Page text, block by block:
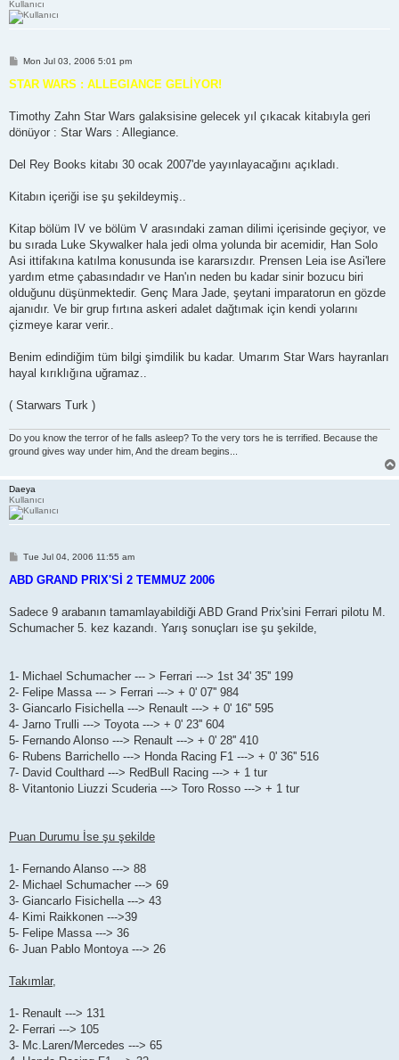
Kullanıcı
P
s
Mon Jul 03, 2006 5:01 pm
STAR WARS : ALLEGIANCE GELİYOR!
Timothy Zahn Star Wars galaksisine gelecek yıl çıkacak kitabıyla geri
dönüyor : Star Wars : Allegiance.
Del Rey Books kitabı 30 ocak 2007'de yayınlayacağını açıkladı.
Kitabın içeriği ise şu şekildeymiş..
Kitap bölüm IV ve bölüm V arasındaki zaman dilimi içerisinde geçiyor, ve
bu sırada Luke Skywalker hala jedi olma yolunda bir acemidir, Han Solo
Asi ittifakına katılma konusunda ise kararsızdır. Prensen Leia ise Asi'lere
yardım etme çabasındadır ve Han'ın neden bu kadar sinir bozucu biri
olduğunu düşünmektedir. Genç Mara Jade, şeytani imparatorun en gözde
ajanıdır. Ve bir grup fırtına askeri adalet dağtımak için kendi yolarını
çizmeye karar verir..
Benim edindiğim tüm bilgi şimdilik bu kadar. Umarım Star Wars hayranları
hayal kırıklığına uğramaz..
( Starwars Turk )
Do you know the terror of he falls asleep? To the very tors he is terrified. Because the
ground gives way under him, And the dream begins...
Daeya
Kullanıcı
P
s
Tue Jul 04, 2006 11:55 am
ABD GRAND PRIX'Sİ 2 TEMMUZ 2006
Sadece 9 arabanın tamamlayabildiği ABD Grand Prix'sini Ferrari pilotu M.
Schumacher 5. kez kazandı. Yarış sonuçları ise şu şekilde,
1- Michael Schumacher --- > Ferrari ---> 1st 34' 35'' 199
2- Felipe Massa --- > Ferrari ---> + 0' 07'' 984
3- Giancarlo Fisichella ---> Renault ---> + 0' 16'' 595
4- Jarno Trulli ---> Toyota ---> + 0' 23'' 604
5- Fernando Alonso ---> Renault ---> + 0' 28'' 410
6- Rubens Barrichello ---> Honda Racing F1 ---> + 0' 36'' 516
7- David Coulthard ---> RedBull Racing ---> + 1 tur
8- Vitantonio Liuzzi Scuderia ---> Toro Rosso ---> + 1 tur
Puan Durumu İse şu şekilde
1- Fernando Alanso ---> 88
2- Michael Schumacher ---> 69
3- Giancarlo Fisichella ---> 43
4- Kimi Raikkonen --->39
5- Felipe Massa ---> 36
6- Juan Pablo Montoya ---> 26
Takımlar,
1- Renault ---> 131
2- Ferrari ---> 105
3- Mc.Laren/Mercedes ---> 65